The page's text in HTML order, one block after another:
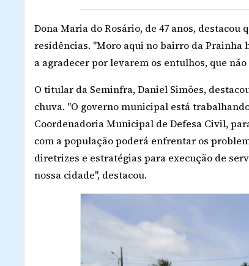
Dona Maria do Rosário, de 47 anos,
residências. "Moro aqui no bairro da Prainha
a agradecer por levarem os entulhos, que não
O titular da Seminfra, Daniel Simões,
chuva. "O governo municipal está
Coordenadoria Municipal de Defesa Civil,
com a população poderá enfrentar os
diretrizes e estratégias para execução de
nossa cidade", destacou.